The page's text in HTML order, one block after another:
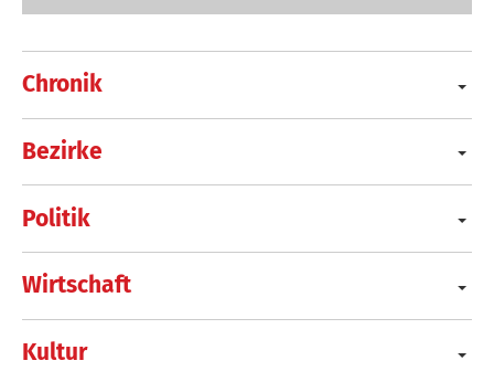
Chronik
Bezirke
Politik
Wirtschaft
Kultur